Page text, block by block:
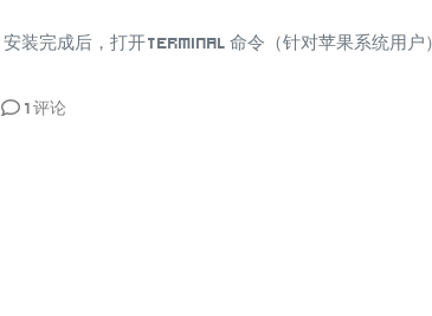
装完成后，打开 Terminal 命令（针对苹果系统用
1 评论